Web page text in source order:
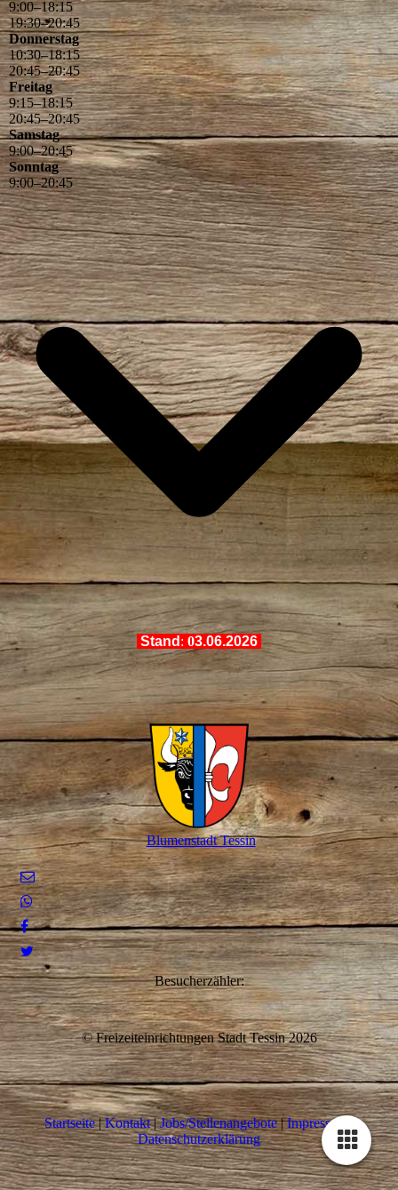
9:00–18:15
19:30–20:45
Donnerstag
10:30–18:15
20:45–20:45
Freitag
9:15–18:15
20:45–20:45
Samstag
9:00–20:45
Sonntag
9:00–20:45
Stand : 03.06.2026
Blumenstadt Tessin
Besucherzähler:
© Freizeiteinrichtungen Stadt Tessin 2026
Startseite|Kontakt|Jobs/Stellenangebote|Impressum
Datenschutzerklärung